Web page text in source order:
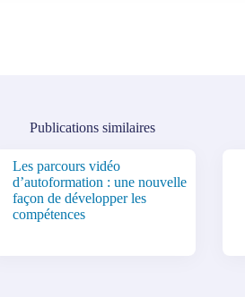
Publications similaires
Les parcours vidéo
d’autoformation : une nouvelle
façon de développer les
compétences